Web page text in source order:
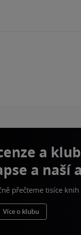
a
a naší
přečteme tisíce knih
Více o klubu